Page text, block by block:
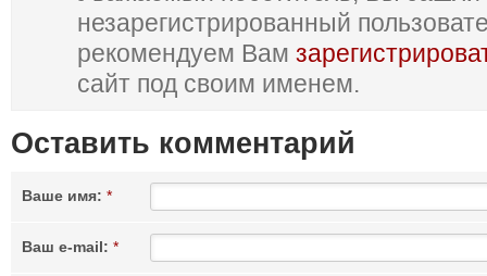
незарегистрированный
рекомендуем Вам
сайт под своим именем.
Оставить комментарий
Ваше имя: *
Ваш e-mail: *